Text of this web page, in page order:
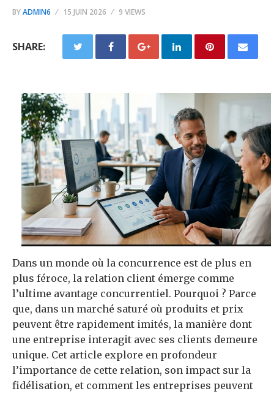
BYADMIN6 15 JUIN 2026 9 VIEWS
SHARE:
Dans un monde où la concurrence est de plus en
plus féroce, la relation client émerge comme
l’ultime avantage concurrentiel. Pourquoi ? Parce
que, dans un marché saturé où produits et prix
peuvent être rapidement imités, la manière dont
une entreprise interagit avec ses clients demeure
unique. Cet article explore en profondeur
l’importance de cette relation, son impact sur la
fidélisation, et comment les entreprises peuvent